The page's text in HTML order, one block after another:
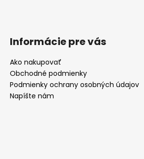
Informácie pre vás
Ako nakupovať
Obchodné podmienky
Podmienky ochrany osobných údajov
Napíšte nám